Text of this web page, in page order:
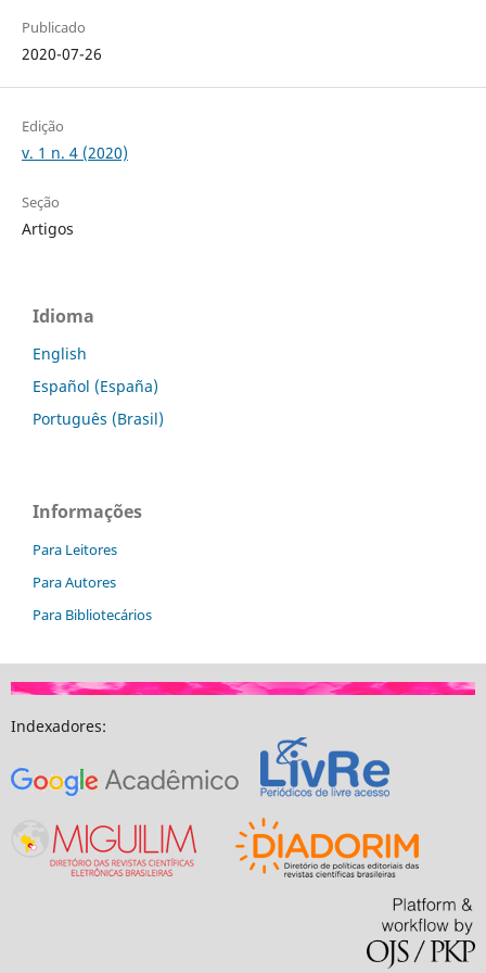
Publicado
2020-07-26
Edição
v. 1 n. 4 (2020)
Seção
Artigos
Idioma
English
Español (España)
Português (Brasil)
Informações
Para Leitores
Para Autores
Para Bibliotecários
Indexadores: